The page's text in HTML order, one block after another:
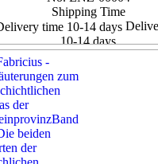
Shipping Time
10-14 days
7% VAT included, plus